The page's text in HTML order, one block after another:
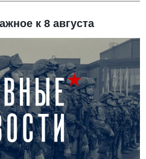
к 8 августа